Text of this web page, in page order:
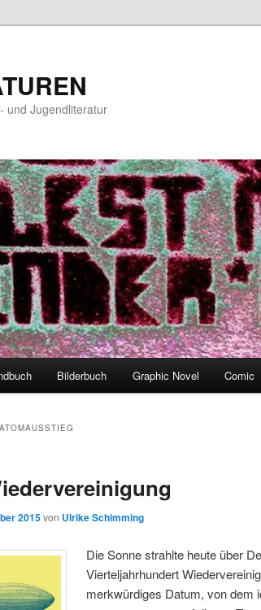
und Jugendliteratur
Bilderbuch Graphic Novel Comic
ATOMAUSSTIEG
2015von Ulrike Schimming
Die Sonne strahlte heute über
Vierteljahrhundert
merkwürdiges Datum, von dem